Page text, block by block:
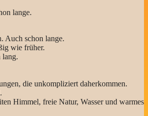
lange.
Auch schon lange.
wie früher.
lang.
die unkompliziert daherkommen.
Himmel, freie Natur, Wasser und warmes